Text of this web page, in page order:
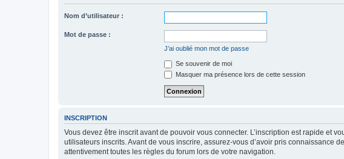
Nom d’utilisateur :
Mot de passe :
J’ai oublié mon mot de passe
Se souvenir de moi
Masquer ma présence lors de cette session
INSCRIPTION
Vous devez être inscrit avant de pouvoir vous connecter. L’inscription est rapide et
utilisateurs inscrits. Avant de vous inscrire, assurez-vous d’avoir pris connaissance
attentivement toutes les règles du forum lors de votre navigation.